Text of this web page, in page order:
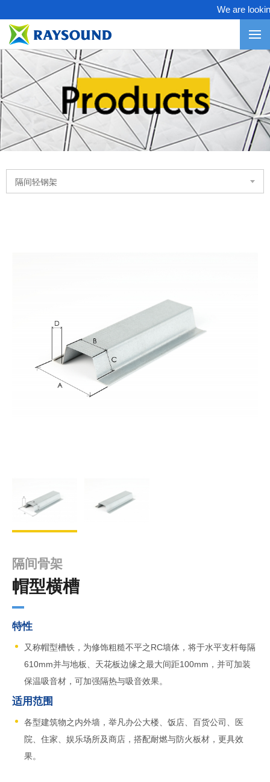
We are
隔间轻钢架
隔间骨架
帽型横槽
特性
又称帽型槽铁，为修饰粗糙不平之RC墙体，将于水平支杆每隔
610mm并与地板、天花板边缘之最大间距100mm，并可加装
保温吸音材，可加强隔热与吸音效果。
适用范围
各型建筑物之内外墙，举凡办公大楼、饭店、百货公司、医
院、住家、娱乐场所及商店，搭配耐燃与防火板材，更具效
果。